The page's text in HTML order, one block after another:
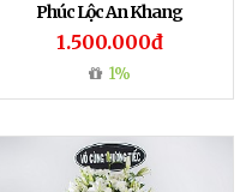
Phúc Lộc An Khang
1.500.000đ
1%